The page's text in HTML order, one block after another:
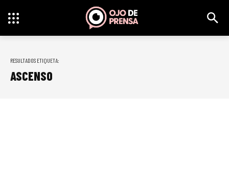
RESULTADOS ETIQUETA:
ASCENSO